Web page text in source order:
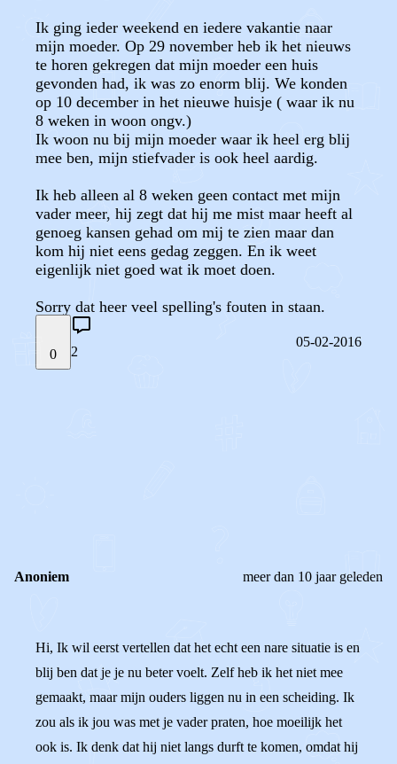
Ik ging ieder weekend en iedere vakantie naar
mijn moeder. Op 29 november heb ik het nieuws
te horen gekregen dat mijn moeder een huis
gevonden had, ik was zo enorm blij. We konden
op 10 december in het nieuwe huisje ( waar ik nu
8 weken in woon ongv.)
Ik woon nu bij mijn moeder waar ik heel erg blij
mee ben, mijn stiefvader is ook heel aardig.
Ik heb alleen al 8 weken geen contact met mijn
vader meer, hij zegt dat hij me mist maar heeft al
genoeg kansen gehad om mij te zien maar dan
kom hij niet eens gedag zeggen. En ik weet
eigenlijk niet goed wat ik moet doen.
Sorry dat heer veel spelling's fouten in staan.
0 2
05-02-2016
Anoniem meer dan 10 jaar geleden
Hi, Ik wil eerst vertellen dat het echt een nare situatie is en
blij ben dat je je nu beter voelt. Zelf heb ik het niet mee
gemaakt, maar mijn ouders liggen nu in een scheiding. Ik
zou als ik jou was met je vader praten, hoe moeilijk het
ook is. Ik denk dat hij niet langs durft te komen, omdat hij